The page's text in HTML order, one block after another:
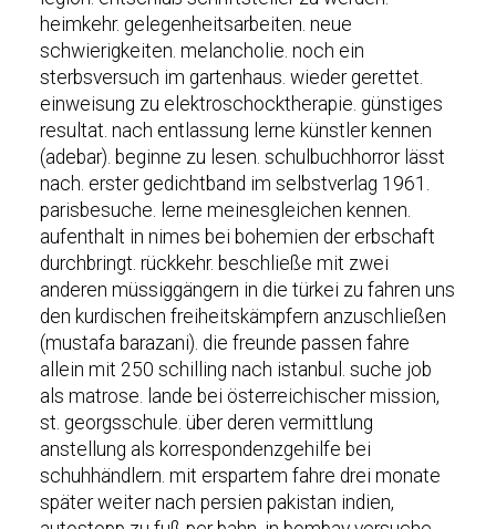
heimkehr. gelegenheitsarbeiten. neue
schwierigkeiten. melancholie. noch ein
sterbsversuch im gartenhaus. wieder gerettet.
einweisung zu elektroschocktherapie. günstiges
resultat. nach entlassung lerne künstler kennen
(adebar). beginne zu lesen. schulbuchhorror lässt
nach. erster gedichtband im selbstverlag 1961.
parisbesuche. lerne meinesgleichen kennen.
aufenthalt in nimes bei bohemien der erbschaft
durchbringt. rückkehr. beschließe mit zwei
anderen müssiggängern in die türkei zu fahren uns
den kurdischen freiheitskämpfern anzuschließen
(mustafa barazani). die freunde passen fahre
allein mit 250 schilling nach istanbul. suche job
als matrose. lande bei österreichischer mission,
st. georgsschule. über deren vermittlung
anstellung als korrespondenzgehilfe bei
schuhhändlern. mit erspartem fahre drei monate
später weiter nach persien pakistan indien,